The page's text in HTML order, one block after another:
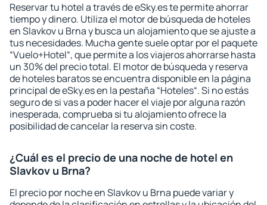
Reservar tu hotel a través de eSky.es te permite ahorrar
tiempo y dinero. Utiliza el motor de búsqueda de hoteles
en Slavkov u Brna y busca un alojamiento que se ajuste a
tus necesidades. Mucha gente suele optar por el paquete
“Vuelo+Hotel“, que permite a los viajeros ahorrarse hasta
un 30% del precio total. El motor de búsqueda y reserva
de hoteles baratos se encuentra disponible en la página
principal de eSky.es en la pestaña “Hoteles“. Si no estás
seguro de si vas a poder hacer el viaje por alguna razón
inesperada, comprueba si tu alojamiento ofrece la
posibilidad de cancelar la reserva sin coste.
¿Cuál es el precio de una noche de hotel en
Slavkov u Brna?
El precio por noche en Slavkov u Brna puede variar y